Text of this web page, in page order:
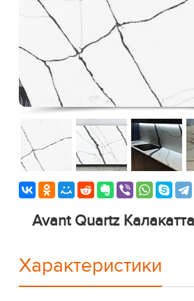
Avant Quartz
Характеристики